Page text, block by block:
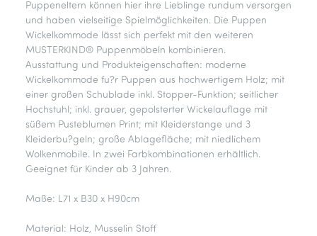
Puppeneltern können hier ihre Lieblinge rundum versorgen
und haben vielseitige Spielmöglichkeiten. Die Puppen
Wickelkommode lässt sich perfekt mit den weiteren
MUSTERKIND® Puppenmöbeln kombinieren.
Ausstattung und Produkteigenschaften: moderne
Wickelkommode fu?r Puppen aus hochwertigem Holz; mit
einer großen Schublade inkl. Stopper-Funktion; seitlicher
Hochstuhl; inkl. grauer, gepolsterter Wickelauflage mit
süßem Pusteblumen Print; mit Kleiderstange und 3
Kleiderbu?geln; große Ablagefläche; mit niedlichem
Wolkenmobile. In zwei Farbkombinationen erhältlich.
Geeignet für Kinder ab 3 Jahren.
Maße: L71 x B30 x H90cm
Material: Holz, Musselin Stoff